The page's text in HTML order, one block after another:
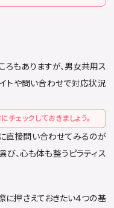
ろもありますが、男女共用ス
トや問い合わせで対応状況
ェックしておきましょう。
直接問い合わせてみるのが
び、心も体も整うピラティス
に押さえておきたい4つの基